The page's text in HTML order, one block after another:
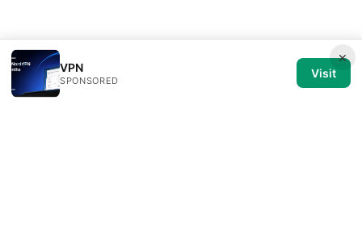
×
VPN
SPONSORED
Visit